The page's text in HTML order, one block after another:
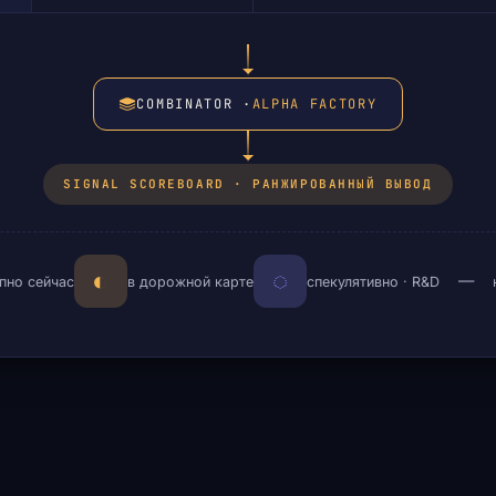
COMBINATOR · ALPHA FACTORY
SIGNAL SCOREBOARD · РАНЖИРОВАННЫЙ ВЫВОД
сейчас ◐ в дорожной карте ◌ спекулятивно · R&D —